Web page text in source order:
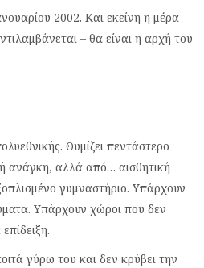
2002. Και εκείνη η μέρα –
– θα είναι η αρχή του
Θυμίζει πεντάστερο
ανάγκη, αλλά από… αισθητική
γυμναστήριο. Υπάρχουν
Υπάρχουν χώροι που δεν
γύρω του και δεν κρύβει την